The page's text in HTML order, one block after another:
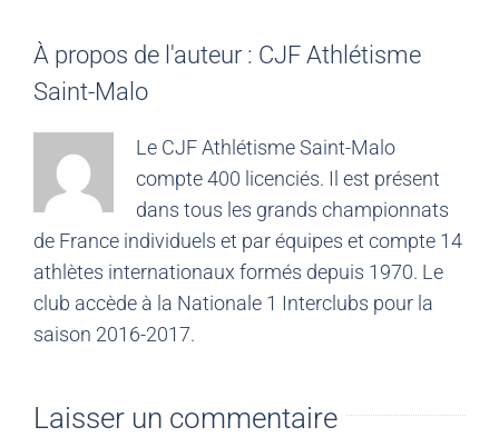
À propos de l'auteur : CJF Athlétisme
Saint-Malo
Le CJF Athlétisme Saint-Malo
compte 400 licenciés. Il est présent
dans tous les grands championnats
de France individuels et par équipes et compte 14
athlètes internationaux formés depuis 1970. Le
club accède à la Nationale 1 Interclubs pour la
saison 2016-2017.
Laisser un commentaire